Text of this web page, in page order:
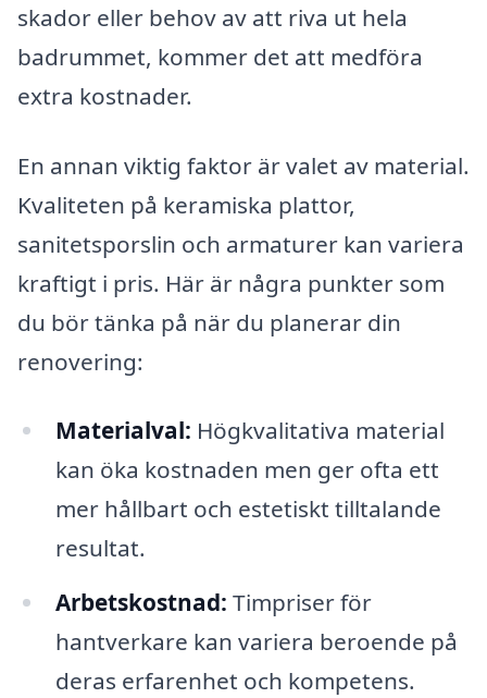
skador eller behov av att riva ut hela
badrummet, kommer det att medföra
extra kostnader.
En annan viktig faktor är valet av material.
Kvaliteten på keramiska plattor,
sanitetsporslin och armaturer kan variera
kraftigt i pris. Här är några punkter som
du bör tänka på när du planerar din
renovering:
Materialval: Högkvalitativa material
kan öka kostnaden men ger ofta ett
mer hållbart och estetiskt tilltalande
resultat.
Arbetskostnad: Timpriser för
hantverkare kan variera beroende på
deras erfarenhet och kompetens.